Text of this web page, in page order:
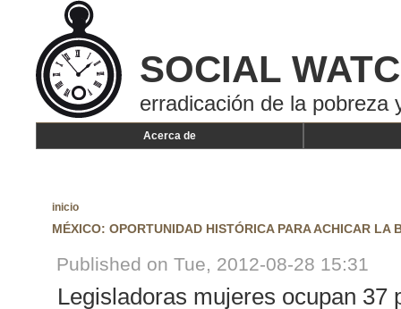
SOCIAL
erradicación de la pobreza
Acerca de
inicio
MÉXICO: OPORTUNIDAD HISTÓRICA PARA ACHICAR LA
Published on Tue, 2012-08-28 15:31
Legisladoras mujeres ocupan 37